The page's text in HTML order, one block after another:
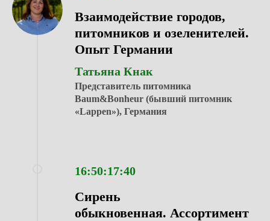
Взаимодействие городов,
питомников и озеленителей.
Опыт Германии
Татьяна Кнак
Представитель питомника
Baum&Bonheur (бывший питомник
«Lappen»), Германия
16:50:17:40
Сирень
обыкновенная. Ассортимент